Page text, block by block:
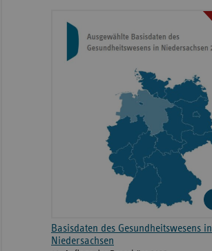
Basisdaten des Gesundheitswesens in
Niedersachsen